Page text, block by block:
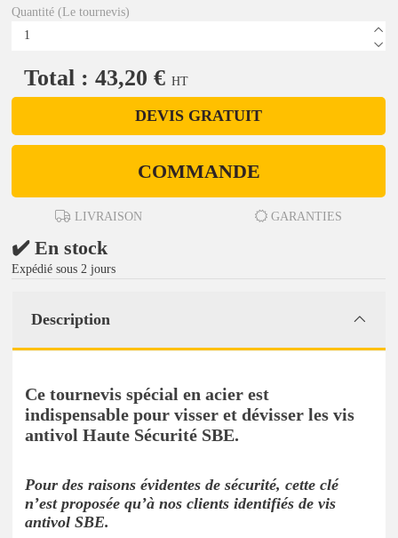
Quantité (Le tournevis)
Total : 43,20 € HT
DEVIS GRATUIT
COMMANDE
LIVRAISON GARANTIES
✔️ En stock
Expédié sous 2 jours
Description
Ce tournevis spécial en acier est
indispensable pour visser et dévisser les vis
antivol Haute Sécurité SBE.
Pour des raisons évidentes de sécurité, cette clé
n’est proposée qu’à nos clients identifiés de vis
antivol SBE.